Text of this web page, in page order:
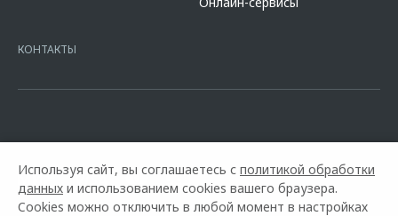
Кредит предоставляет АО Альфа-Банк. ИНН
16.01.2015. Предложение ограничено и не является публичной
КОНТАКТЫ
Используя сайт, вы соглашаетесь с политикой обработки
данных и использованием cookies вашего браузера.
Cookies можно отключить в любой момент в настройках